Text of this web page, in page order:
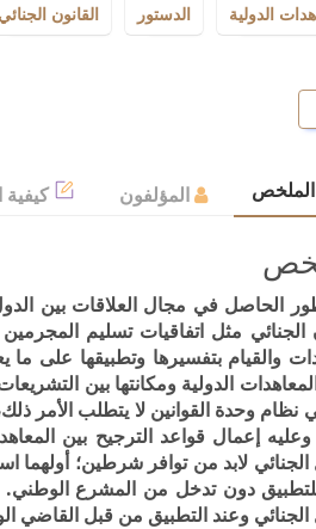
الدولية الدستور القانون الجنائي
الملخص المؤلفون كيفية
الحاصل في مجال العلاقات بين
الجنائي مثل اتفاقيات تسليم
والقيام بتفسيرها وتطبيقها على
الدولية ومكانتها بين
نظام وحدة القوانين لا يتطلب الأمر
وعليه إعمال قواعد الترجيح بين
لابد من توافر شرطين؛ أولهما
للتطبيق دون تدخل من المشرع
الجنائي وعند التطبيق من قبل القاضي